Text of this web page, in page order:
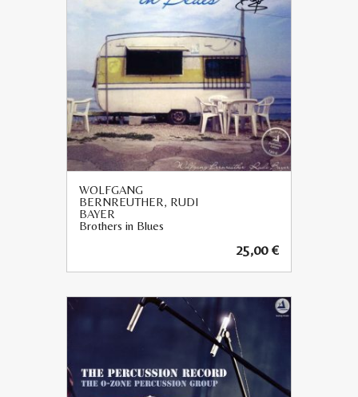
WOLFGANG
BERNREUTHER, RUDI
BAYER
Brothers in Blues
25,00€